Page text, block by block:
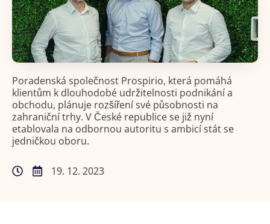
Poradenská společnost Prospirio, která pomáhá
klientům k dlouhodobé udržitelnosti podnikání a
obchodu, plánuje rozšíření své působnosti na
zahraniční trhy. V České republice se již nyní
etablovala na odbornou autoritu s ambicí stát se
jedničkou oboru.
19. 12. 2023